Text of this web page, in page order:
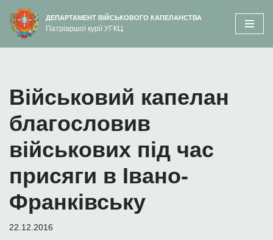
вмісту
Перейти
до
ДЕПАРТАМЕНТ ВІЙСЬКОВОГО КАПЕЛАНСТВА
Патріаршої курії УГКЦ
Військовий капелан
благословив
військових під час
присяги в Івано-
Франківську
22.12.2016